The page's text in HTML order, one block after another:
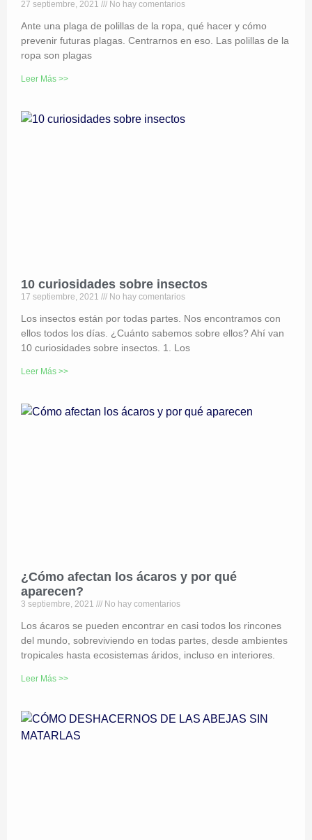
27 septiembre, 2021 No hay comentarios
Ante una plaga de polillas de la ropa, qué hacer y cómo
prevenir futuras plagas. Centrarnos en eso. Las polillas de la
ropa son plagas
Leer Más >>
10 curiosidades sobre insectos
17 septiembre, 2021 No hay comentarios
Los insectos están por todas partes. Nos encontramos con
ellos todos los días. ¿Cuánto sabemos sobre ellos? Ahí van
10 curiosidades sobre insectos. 1. Los
Leer Más >>
¿Cómo afectan los ácaros y por qué
aparecen?
3 septiembre, 2021 No hay comentarios
Los ácaros se pueden encontrar en casi todos los rincones
del mundo, sobreviviendo en todas partes, desde ambientes
tropicales hasta ecosistemas áridos, incluso en interiores.
Leer Más >>